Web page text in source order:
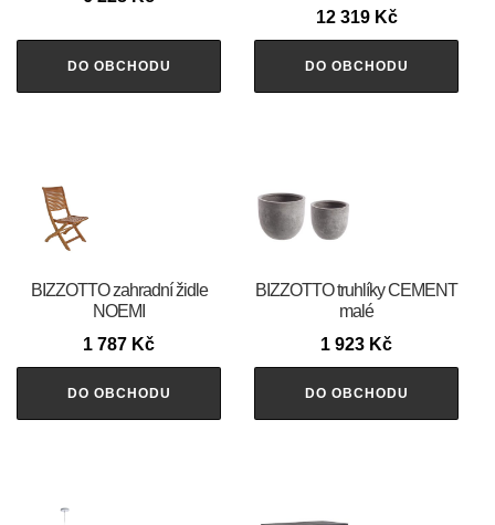
DO OBCHODU
12 319 Kč
DO OBCHODU
BIZZOTTO zahradní židle
NOEMI
1 787 Kč
DO OBCHODU
BIZZOTTO truhlíky CEMENT
malé
1 923 Kč
DO OBCHODU